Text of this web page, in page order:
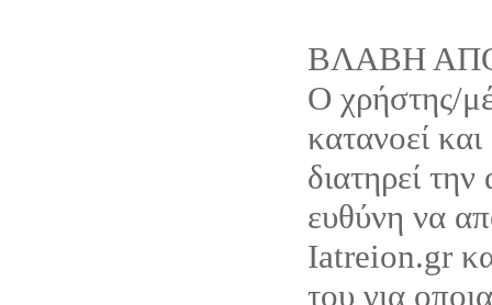
ΒΛΑΒΗ
Ο χρήστης/
κατανοεί και
διατηρεί
ευθύνη να
Iatreion.gr
του για